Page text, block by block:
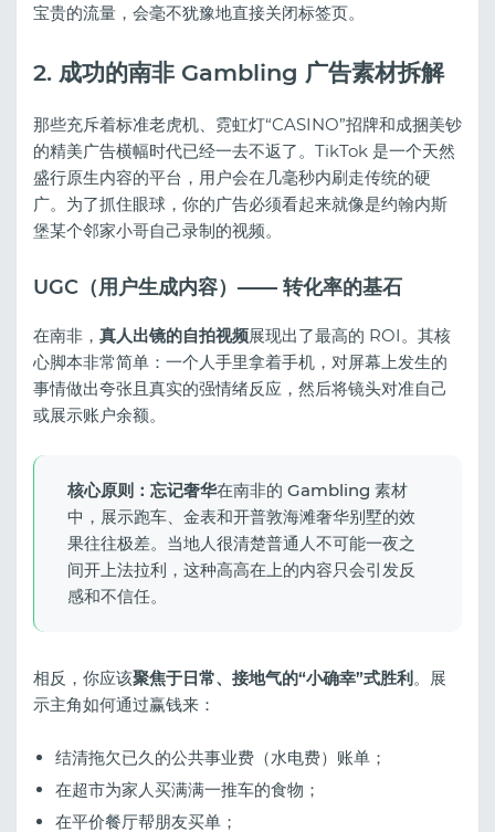
宝贵的流量，会毫不犹豫地直接关闭标签页。
2. 成功的南非 Gambling 广告素材拆解
那些充斥着标准老虎机、霓虹灯“CASINO”招牌和成捆美钞
的精美广告横幅时代已经一去不返了。TikTok 是一个天然
盛行原生内容的平台，用户会在几毫秒内刷走传统的硬
广。为了抓住眼球，你的广告必须看起来就像是约翰内斯
堡某个邻家小哥自己录制的视频。
UGC（用户生成内容）—— 转化率的基石
在南非， 真人出镜的自拍视频展现出了最高的 ROI。其核
心脚本非常简单：一个人手里拿着手机，对屏幕上发生的
事情做出夸张且真实的强情绪反应，然后将镜头对准自己
或展示账户余额。
核心原则：忘记奢华在南非的 Gambling 素材
中，展示跑车、金表和开普敦海滩奢华别墅的效
果往往极差。当地人很清楚普通人不可能一夜之
间开上法拉利，这种高高在上的内容只会引发反
感和不信任。
相反，你应该聚焦于日常、接地气的“小确幸”式胜利 。展
示主角如何通过赢钱来：
结清拖欠已久的公共事业费（水电费）账单；
在超市为家人买满满一推车的食物；
在平价餐厅帮朋友买单；